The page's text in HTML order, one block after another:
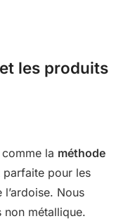
les produits
la méthode
pour les
Nous
non métallique.